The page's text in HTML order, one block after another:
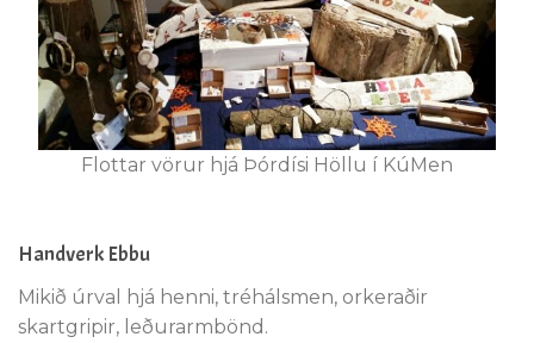
Flottar vörur hjá Þórdísi Höllu í KúMen
Handverk Ebbu
Mikið úrval hjá henni, tréhálsmen, orkeraðir
skartgripir, leðurarmbönd.